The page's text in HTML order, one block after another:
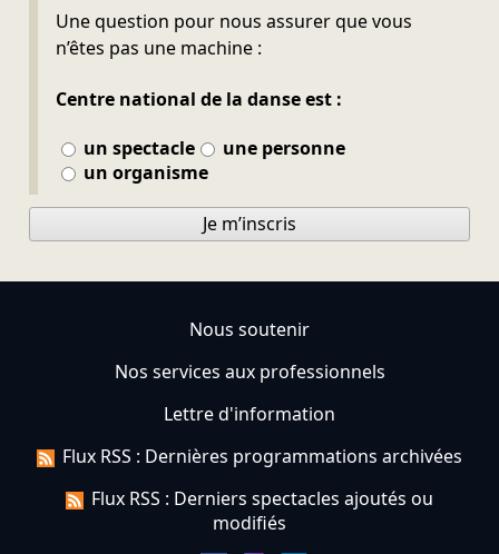
Une question pour nous assurer que vous
n’êtes pas une machine :
Centre national de la danse est :
un spectacle
une personne
un organisme
Ne pas remplir
Je m’inscris
Nous soutenir
Nos services aux professionnels
Lettre d'information
Flux RSS : Dernières programmations archivées
Flux RSS : Derniers spectacles ajoutés ou
modifiés